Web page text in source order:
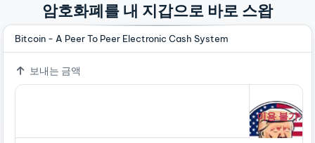
암호화폐를 내 지갑으로 바로 스왑
Bitcoin - A Peer To Peer Electronic Cash System
보내는 금액
이용 불가